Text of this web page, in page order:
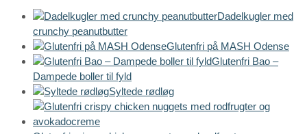
Dadelkugler med
crunchy peanutbutter
Glutenfri på MASH Odense
Glutenfri Bao –
Dampede boller til fyld
Syltede rødløg